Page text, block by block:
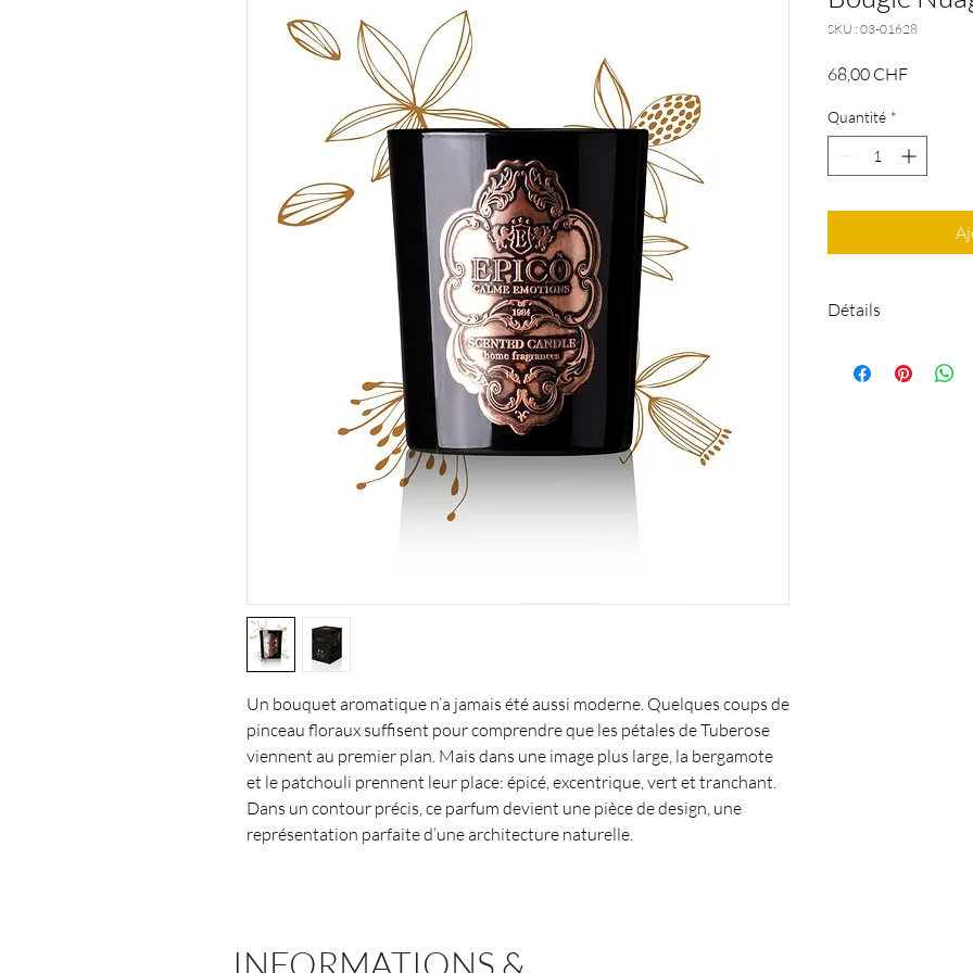
Un bouquet aromatique n’a jamais été aussi moderne. Quelques coups de
pinceau floraux suffisent pour comprendre que les pétales de Tuberose
viennent au premier plan. Mais dans une image plus large, la bergamote
et le patchouli prennent leur place: épicé, excentrique, vert et tranchant.
Dans un contour précis, ce parfum devient une pièce de design, une
représentation parfaite d’une architecture naturelle.
SKU : 03-01628
68,00 CHFPrix
Quantité *
Détails
mèche de coton
INFORMATIONS &